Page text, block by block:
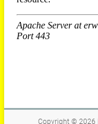
Copyright © 2026